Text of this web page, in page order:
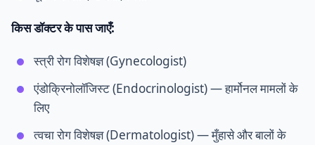
किस डॉक्टर के पास जाएँ:
स्त्री रोग विशेषज्ञ (Gynecologist)
एंडोक्रिनोलॉजिस्ट (Endocrinologist) — हार्मोनल मामलों के
लिए
त्वचा रोग विशेषज्ञ (Dermatologist) — मुँहासे और बालों के